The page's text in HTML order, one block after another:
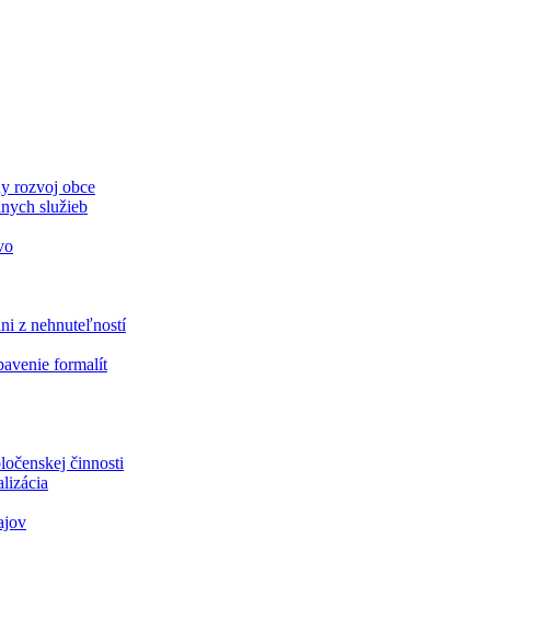
rozvoj obce
služieb
z nehnuteľností
formalít
činnosti